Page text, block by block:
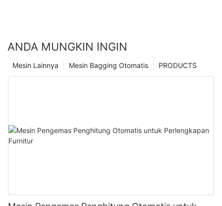
ANDA MUNGKIN INGIN
PRODUCTS
Mesin Bagging Otomatis
Mesin Lainnya